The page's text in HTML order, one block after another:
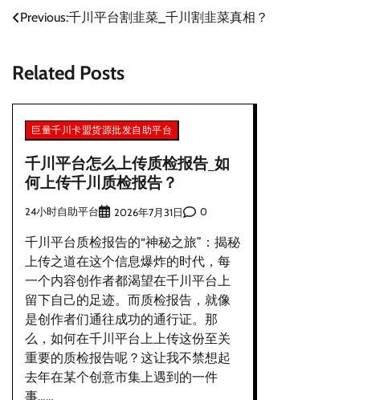
文
导
航
Previous:千川平台割韭菜_千川割韭菜真相？
Related Posts
巨量千川卡盟货源批发自助平台
千川平台怎么上传质检报告_如
何上传千川质检报告？
24小时自助平台 2026年7月31日 0
千川平台质检报告的“神秘之旅”：揭秘
上传之道在这个信息爆炸的时代，每
一个内容创作者都渴望在千川平台上
留下自己的足迹。而质检报告，就像
是创作者们通往成功的通行证。那
么，如何在千川平台上上传这份至关
重要的质检报告呢？这让我不禁想起
去年在某个创意市集上遇到的一件
事……